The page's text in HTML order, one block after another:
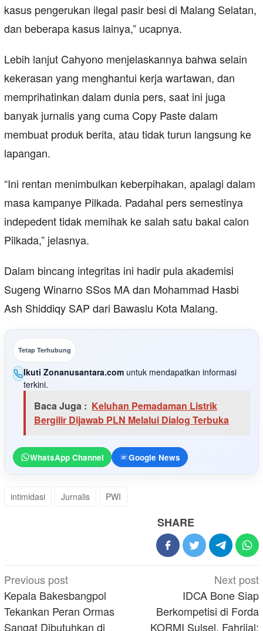
kasus pengerukan ilegal pasir besi di Malang Selatan,
dan beberapa kasus lainya,” ucapnya.
Lebih lanjut Cahyono menjelaskannya bahwa selain
kekerasan yang menghantui kerja wartawan, dan
memprihatinkan dalam dunia pers, saat ini juga
banyak jurnalis yang cuma Copy Paste dalam
membuat produk berita, atau tidak turun langsung ke
lapangan.
“Ini rentan menimbulkan keberpihakan, apalagi dalam
masa kampanye Pilkada. Padahal pers semestinya
indepedent tidak memihak ke salah satu bakal calon
Pilkada,” jelasnya.
Dalam bincang integritas ini hadir pula akademisi
Sugeng Winarno SSos MA dan Mohammad Hasbi
Ash Shiddiqy SAP dari Bawaslu Kota Malang.
Tetap Terhubung
Ikuti Zonanusantara.com untuk mendapatkan informasi
terkini.
Baca Juga : Keluhan Pemadaman Listrik
Bergilir Dijawab PLN Melalui Dialog Terbuka
WhatsApp Channel Google News
intimidasi Jurnalis PWI
SHARE
Post
navigation
Previous post
Kepala Bakesbangpol
Tekankan Peran Ormas
Sangat Dibutuhkan di
Next post
IDCA Bone Siap
Berkompetisi di Forda
KORMI Sulsel, Fahrijal: